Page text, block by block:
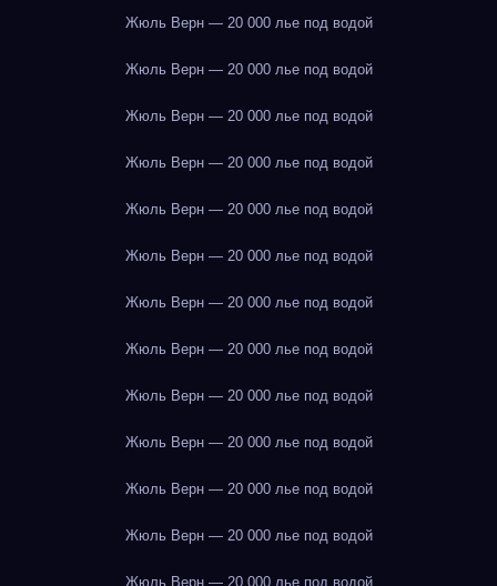
Жюль Верн — 20 000 лье под водой
Жюль Верн — 20 000 лье под водой
Жюль Верн — 20 000 лье под водой
Жюль Верн — 20 000 лье под водой
Жюль Верн — 20 000 лье под водой
Жюль Верн — 20 000 лье под водой
Жюль Верн — 20 000 лье под водой
Жюль Верн — 20 000 лье под водой
Жюль Верн — 20 000 лье под водой
Жюль Верн — 20 000 лье под водой
Жюль Верн — 20 000 лье под водой
Жюль Верн — 20 000 лье под водой
Жюль Верн — 20 000 лье под водой